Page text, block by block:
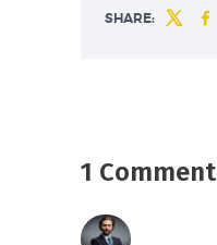
SHARE:
1 Comment